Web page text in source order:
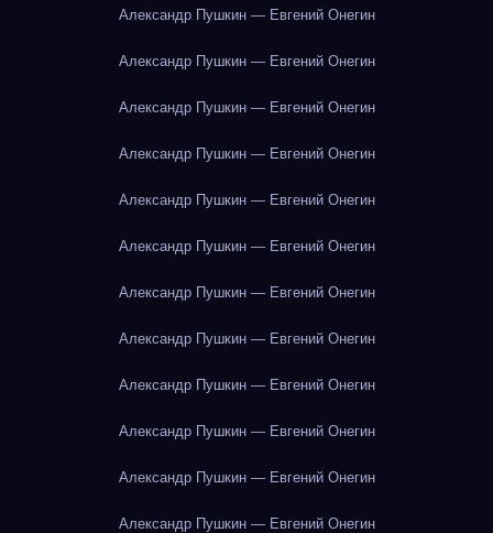
Александр Пушкин — Евгений Онегин
Александр Пушкин — Евгений Онегин
Александр Пушкин — Евгений Онегин
Александр Пушкин — Евгений Онегин
Александр Пушкин — Евгений Онегин
Александр Пушкин — Евгений Онегин
Александр Пушкин — Евгений Онегин
Александр Пушкин — Евгений Онегин
Александр Пушкин — Евгений Онегин
Александр Пушкин — Евгений Онегин
Александр Пушкин — Евгений Онегин
Александр Пушкин — Евгений Онегин